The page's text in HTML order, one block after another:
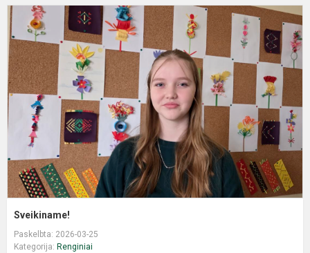
Sveikiname!
Paskelbta: 2026-03-25
Kategorija: Renginiai